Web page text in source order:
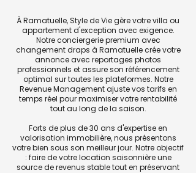
À Ramatuelle, Style de Vie gère votre villa ou
appartement d'exception avec exigence.
Notre conciergerie premium avec
changement draps à Ramatuelle crée votre
annonce avec reportages photos
professionnels et assure son référencement
optimal sur toutes les plateformes. Notre
Revenue Management ajuste vos tarifs en
temps réel pour maximiser votre rentabilité
tout au long de la saison.
Forts de plus de 30 ans d'expertise en
valorisation immobilière, nous présentons
votre bien sous son meilleur jour. Notre objectif
: faire de votre location saisonnière une
source de revenus stable tout en préservant